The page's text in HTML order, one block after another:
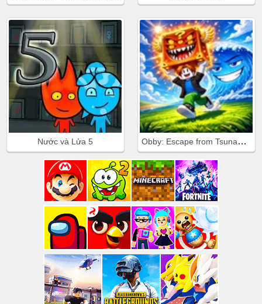
Nước và Lửa 5 Obby: Escape from Tsunami Brainrot